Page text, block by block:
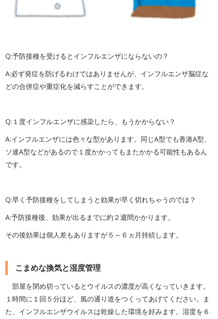
Q:予防接種を受けるとインフルエンザにならないの？
A:必ず発症を防げるわけではありませんが、インフルエンザ脳症な
どの合併症や重症化を減らすことができます。
Q:１度インフルエンザに感染したら、もうかからない？
A:インフルエンザには色々な型があります。同じA型でも香港A型、
ソ連A型などがあるので１度かかってもまたかかる可能性もあるん
です。
Q:早く予防接種をしてしまうと効果が早く切れちゃうのでは？
A:予防接種後、効果が出るまでに約２週間かかります。
その後効果は個人差もありますが５～６ヵ月持続します。
こまめな換気と湿度管理
部屋を閉め切っているとウイルスの濃度が高くなっていきます。
１時間に１回５分ほど、風の通り道をつくってあげてください。ま
た、インフルエンザウイルスは乾燥した環境を好みます。湿度を６